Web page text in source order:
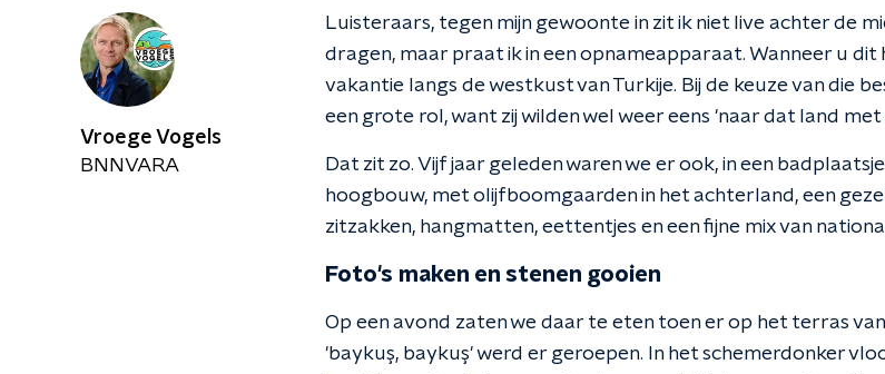
Luisteraars, tegen mijn gewoonte in zit ik niet live achter de
dragen, maar praat ik in een opnameapparaat. Wanneer u dit
vakantie langs de westkust van Turkije. Bij de keuze van die
een grote rol, want zij wilden wel weer eens 'naar dat land met
Dat zit zo. Vijf jaar geleden waren we er ook, in een
hoogbouw, met olijfboomgaarden in het achterland, een
zitzakken, hangmatten, eettentjes en een fijne mix van
Foto's maken en stenen gooien
Op een avond zaten we daar te eten toen er op het terras
'baykuş, baykuş' werd er geroepen. In het schemerdonker
Vroege Vogels
BNNVARA